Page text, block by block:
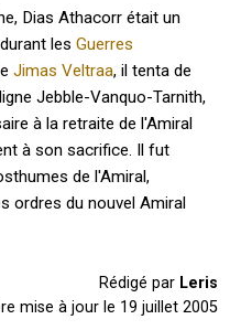
Dias Athacorr était un
lesGuerres
Jimas Veltraa, il tenta de
Jebble-Vanquo-Tarnith,
à la retraite de l'Amiral
à son sacrifice. Il fut
de l'Amiral,
ordres du nouvel Amiral
Rédigé par Leris
mise à jour le 19 juillet 2005